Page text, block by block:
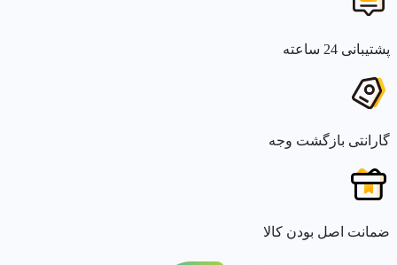
پشتیبانی 24 ساعته
گارانتی بازگشت وجه
ضمانت اصل بودن کالا